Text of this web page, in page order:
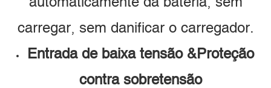
carregar, sem danificar o carregador.
Entrada de baixa tensão &Proteção
contra sobretensão